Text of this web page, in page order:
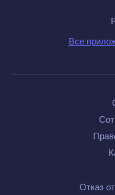
Все
Отказ